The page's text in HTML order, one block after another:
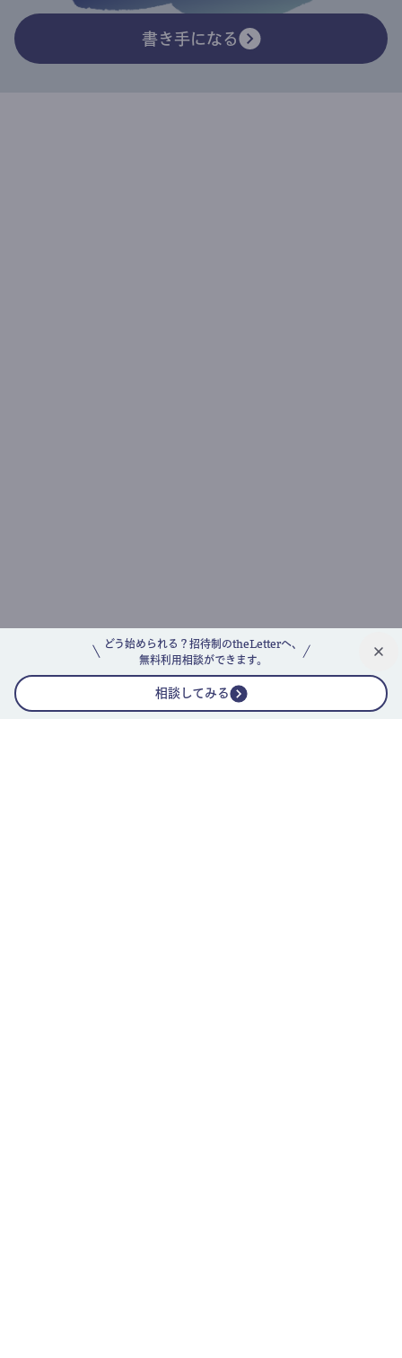
どう始められる？招待制のtheLetterへ、
無料利用相談ができます。
相談してみる
書き手になる